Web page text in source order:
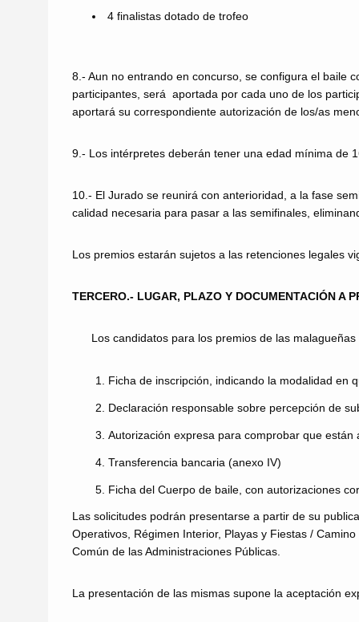
4 finalistas dotado de trofeo
8.- Aun no entrando en concurso, se configura el baile
participantes, será aportada por cada uno de los
aportará su correspondiente autorización de los/as
9.- Los intérpretes deberán tener una edad mínima de
10.- El Jurado se reunirá con anterioridad, a la fase
calidad necesaria para pasar a las semifinales,
Los premios estarán sujetos a las retenciones legales
TERCERO.- LUGAR, PLAZO Y DOCUMENTACIÓN A
Los candidatos para los premios de las malagueñas
Ficha de inscripción, indicando la modalidad en
Declaración responsable sobre percepción de
Autorización expresa para comprobar que
Transferencia bancaria (anexo IV)
Ficha del Cuerpo de baile, con autorizaciones
Las solicitudes podrán presentarse a partir de su
Operativos, Régimen Interior, Playas y Fiestas /
Común de las Administraciones Públicas.
La presentación de las mismas supone la aceptación